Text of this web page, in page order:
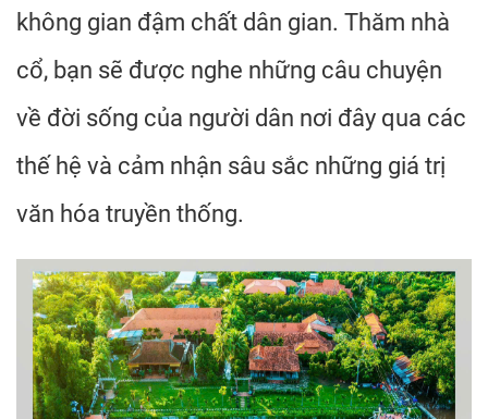
không gian đậm chất dân gian. Thăm nhà
cổ, bạn sẽ được nghe những câu chuyện
về đời sống của người dân nơi đây qua các
thế hệ và cảm nhận sâu sắc những giá trị
văn hóa truyền thống.